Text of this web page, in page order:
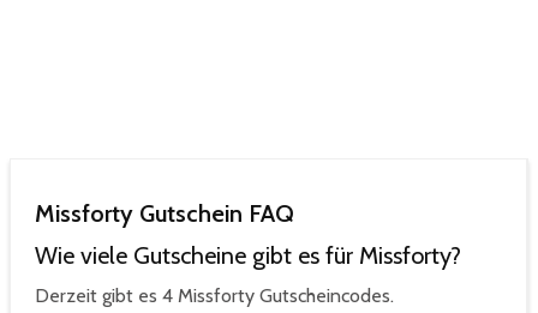
Missforty Gutschein FAQ
Wie viele Gutscheine gibt es für Missforty?
Derzeit gibt es 4 Missforty Gutscheincodes.